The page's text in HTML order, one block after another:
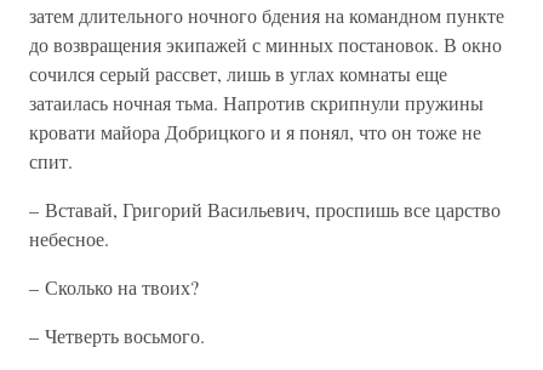
затем длительного ночного бдения на командном пункте
до возвращения экипажей с минных постановок. В окно
сочился серый рассвет, лишь в углах комнаты еще
затаилась ночная тьма. Напротив скрипнули пружины
кровати майора Добрицкого и я понял, что он тоже не
спит.
– Вставай, Григорий Васильевич, проспишь все царство
небесное.
– Сколько на твоих?
– Четверть восьмого.